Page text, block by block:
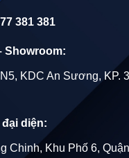
381 381
Showroom:
KDC An Sương, KP.
diện:
Chinh, Khu Phố 6,